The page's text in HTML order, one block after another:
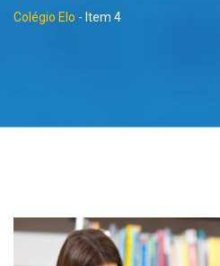
Colégio Elo - Item 4